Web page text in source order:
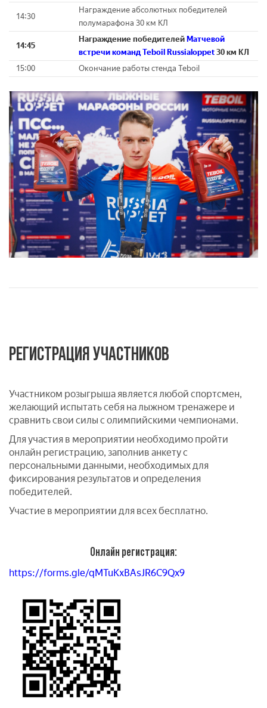
14:30
Награждение абсолютных победителей
полумарафона 30 км КЛ
14:45
Награждение победителей Матчевой
встречи команд Teboil Russialoppet 30 км КЛ
15:00
Окончание работы стенда Teboil
РЕГИСТРАЦИЯ УЧАСТНИКОВ
Участником розыгрыша является любой спортсмен,
желающий испытать себя на лыжном тренажере и
сравнить свои силы с олимпийскими чемпионами.
Для участия в мероприятии необходимо пройти
онлайн регистрацию, заполнив анкету с
персональными данными, необходимых для
фиксирования результатов и определения
победителей.
Участие в мероприятии для всех бесплатно.
Онлайн регистрация:
https://forms.gle/qMTuKxBAsJR6C9Qx9